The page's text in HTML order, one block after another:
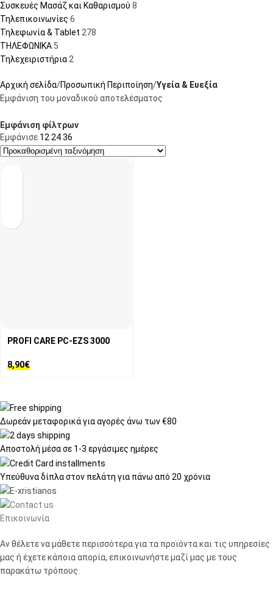
Συσκευές Μασάζ και Καθαρισμού 8
Τηλεπικοινωνίες 6
Τηλεφωνία & Tablet 278
ΤΗΛΕΦΩΝΙΚΑ 5
Τηλεχειριστήρια2
Αρχική σελίδα Προσωπική Περιποίηση Υγεία & Ευεξία
Εμφάνιση του μοναδικού αποτελέσματος
Εμφάνιση φίλτρων
Εμφάνισε 122436
PROFI CARE PC-EZS 3000
8,90€
Δωρεάν μεταφορικάγια αγορές άνω των €80
Αποστολή μέσα σε 1-3 εργάσιμες ημέρες
Υπεύθυνα δίπλα στον πελάτη για πάνω από 20 χρόνια
Επικοινωνία
Αν θέλετε να μάθετε περισσότερα για τα προϊόντα και τις υπηρεσίες
μας ή έχετε κάποια απορία, επικοινωνήστε μαζί μας με τους
παρακάτω τρόπους.